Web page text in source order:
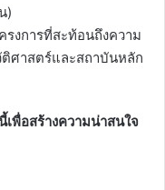
)
รงการที่สะท้อนถึงความ
ติศาสตร์และสถาบันหลัก
พื่อสร้างความน่าสนใจ